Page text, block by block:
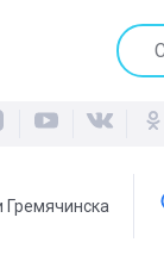
Гремячинска